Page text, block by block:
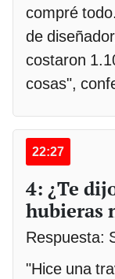
compré
de
costaron
cosas",
22:27
4: ¿Te
hubieras
Respuesta:
"Hice una